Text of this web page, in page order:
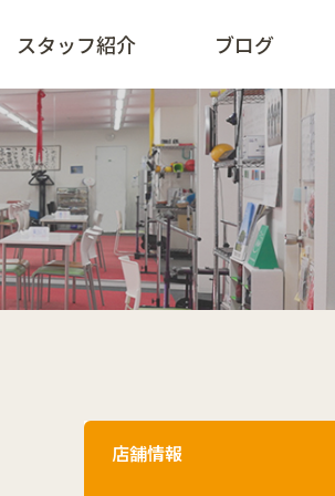
スタッフ紹介 ブログ
店舗情報